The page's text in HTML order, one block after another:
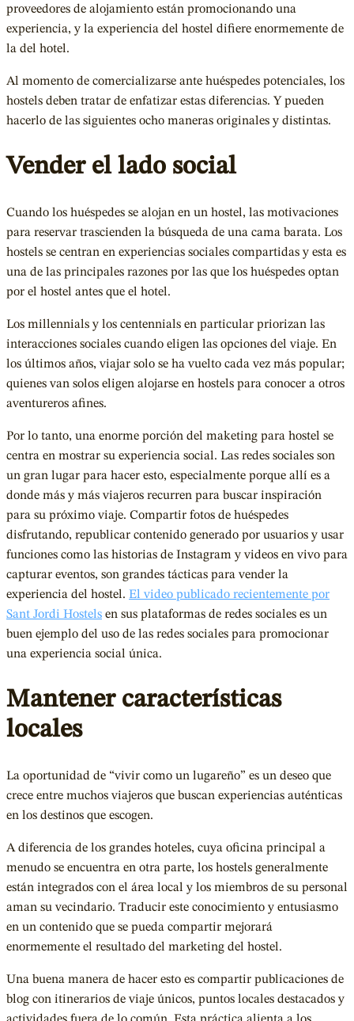
proveedores de alojamiento están promocionando una
experiencia, y la experiencia del hostel difiere enormemente de
la del hotel.
Al momento de comercializarse ante huéspedes potenciales, los
hostels deben tratar de enfatizar estas diferencias. Y pueden
hacerlo de las siguientes ocho maneras originales y distintas.
Vender el lado social
Cuando los huéspedes se alojan en un hostel, las motivaciones
para reservar trascienden la búsqueda de una cama barata. Los
hostels se centran en experiencias sociales compartidas y esta es
una de las principales razones por las que los huéspedes optan
por el hostel antes que el hotel.
Los millennials y los centennials en particular priorizan las
interacciones sociales cuando eligen las opciones del viaje. En
los últimos años, viajar solo se ha vuelto cada vez más popular;
quienes van solos eligen alojarse en hostels para conocer a otros
aventureros afines.
Por lo tanto, una enorme porción del maketing para hostel se
centra en mostrar su experiencia social. Las redes sociales son
un gran lugar para hacer esto, especialmente porque allí es a
donde más y más viajeros recurren para buscar inspiración
para su próximo viaje. Compartir fotos de huéspedes
disfrutando, republicar contenido generado por usuarios y usar
funciones como las historias de Instagram y videos en vivo para
capturar eventos, son grandes tácticas para vender la
experiencia del hostel. El video publicado recientemente por
Sant Jordi Hostels en sus plataformas de redes sociales es un
buen ejemplo del uso de las redes sociales para promocionar
una experiencia social única.
Mantener características
locales
La oportunidad de “vivir como un lugareño” es un deseo que
crece entre muchos viajeros que buscan experiencias auténticas
en los destinos que escogen.
A diferencia de los grandes hoteles, cuya oficina principal a
menudo se encuentra en otra parte, los hostels generalmente
están integrados con el área local y los miembros de su personal
aman su vecindario. Traducir este conocimiento y entusiasmo
en un contenido que se pueda compartir mejorará
enormemente el resultado del marketing del hostel.
Una buena manera de hacer esto es compartir publicaciones de
blog con itinerarios de viaje únicos, puntos locales destacados y